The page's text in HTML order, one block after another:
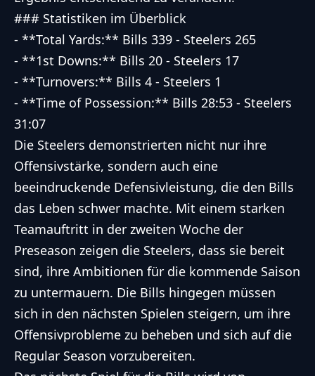
### Statistiken im Überblick
- **Total Yards:** Bills 339 - Steelers 265
- **1st Downs:** Bills 20 - Steelers 17
- **Turnovers:** Bills 4 - Steelers 1
- **Time of Possession:** Bills 28:53 - Steelers
31:07
Die Steelers demonstrierten nicht nur ihre
Offensivstärke, sondern auch eine
beeindruckende Defensivleistung, die den Bills
das Leben schwer machte. Mit einem starken
Teamauftritt in der zweiten Woche der
Preseason zeigen die Steelers, dass sie bereit
sind, ihre Ambitionen für die kommende Saison
zu untermauern. Die Bills hingegen müssen
sich in den nächsten Spielen steigern, um ihre
Offensivprobleme zu beheben und sich auf die
Regular Season vorzubereiten.